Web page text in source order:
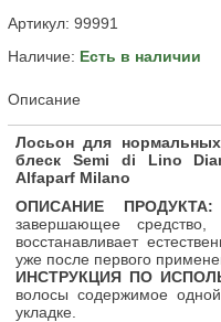
Артикул: 99991
Наличие: Есть в наличии
Описание
Лосьон для
блеск Semi di Lino
Alfaparf Milano
ОПИСАНИЕ ПРОДУКТА:
завершающее средство,
восстанавливает
уже после первого
ИНСТРУКЦИЯ ПО
волосы содержимое
укладке.